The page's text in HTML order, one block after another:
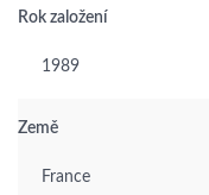
Rok založení
1989
Země
France